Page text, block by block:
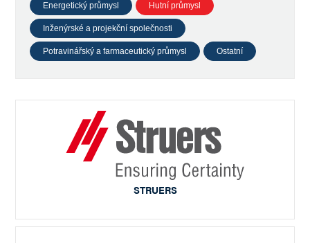
Energetický průmysl Hutní průmysl
Inženýrské a projekční společnosti
Potravinářský a farmaceutický průmysl Ostatní
STRUERS